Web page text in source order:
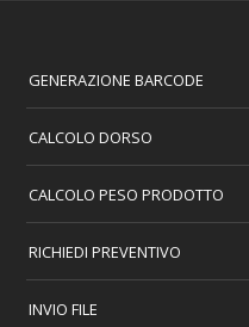
GENERAZIONE BARCODE
CALCOLO DORSO
CALCOLO PESO PRODOTTO
RICHIEDI PREVENTIVO
INVIO FILE